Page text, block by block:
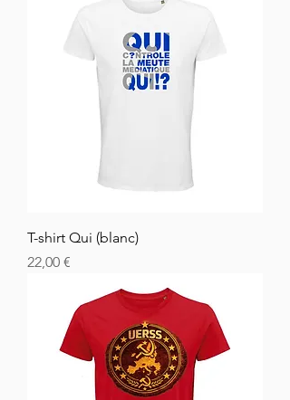
T-shirt Qui (blanc)
Cena
22,00 €